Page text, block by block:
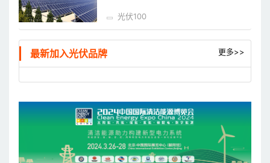
光伏100
最新加入光伏品牌 更多>>